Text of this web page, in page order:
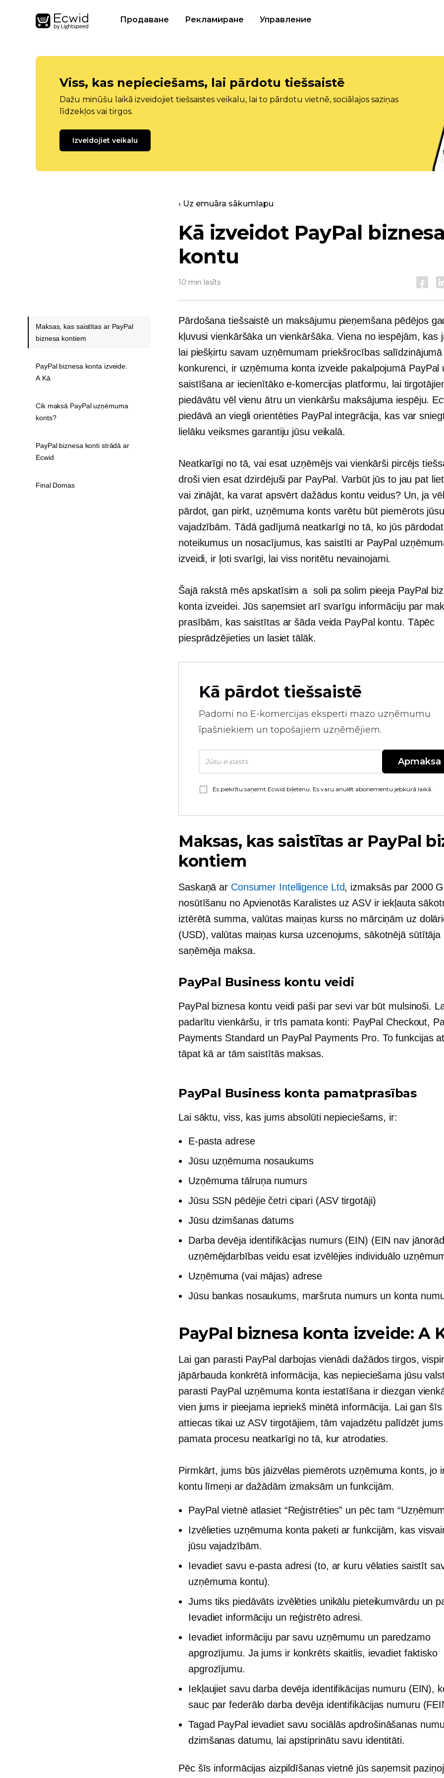
Продаване Рекламиране Управление
Viss, kas nepieciešams, lai pārdotu tiešsaistē
Dažu minūšu laikā izveidojiet tiešsaistes veikalu, lai to pārdotu vietnē, sociālajos saziņas
līdzekļos vai tirgos.
Izveidojiet veikalu
‹ Uz emuāra sākumlapu
Kā izveidot PayPal biznesa
kontu
10 min lasīts
Pārdošana tiešsaistē un maksājumu pieņemšana pēdējos
kļuvusi vienkāršāka un vienkāršāka. Viena no iespējām, kas
lai piešķirtu savam uzņēmumam priekšrocības
konkurenci, ir uzņēmuma konta izveide pakalpojumā PayPal
saistīšana ar iecienītāko e-komercijas platformu, lai
piedāvātu vēl vienu ātru un vienkāršu maksājuma iespēju.
piedāvā an viegli orientēties PayPal integrācija, kas var
lielāku veiksmes garantiju jūsu veikalā.
Neatkarīgi no tā, vai esat uzņēmējs vai vienkārši pircējs
droši vien esat dzirdējuši par PayPal. Varbūt jūs to jau pat
vai zinājāt, ka varat apsvērt dažādus kontu veidus? Un, ja
pārdot, gan pirkt, uzņēmuma konts varētu būt piemērots jūsu
vajadzībām. Tādā gadījumā neatkarīgi no tā, ko jūs
noteikumus un nosacījumus, kas saistīti ar PayPal
izveidi, ir ļoti svarīgi, lai viss noritētu nevainojami.
Šajā rakstā mēs apskatīsim a soli pa solim pieeja PayPal
konta izveidei. Jūs saņemsiet arī svarīgu informāciju par
prasībām, kas saistītas ar šāda veida PayPal kontu. Tāpēc
piesprādzējieties un lasiet tālāk.
Kā pārdot tiešsaistē
Padomi no E-komercijas eksperti mazo uzņēmumu
īpašniekiem un topošajiem uzņēmējiem.
Apmaksa
Es piekrītu saņemt Ecwid biļetenu. Es varu anulēt abonementu jebkurā laikā.
Maksas, kas saistītas ar PayPal
kontiem
Saskaņā ar Consumer Intelligence Ltd, izmaksās par 2000
nosūtīšanu no Apvienotās Karalistes uz ASV ir iekļauta
iztērētā summa, valūtas maiņas kurss no mārciņām uz
(USD), valūtas maiņas kursa uzcenojums, sākotnējā sūtītāja
saņēmēja maksa.
PayPal Business kontu veidi
PayPal biznesa kontu veidi paši par sevi var būt mulsinoši.
padarītu vienkāršu, ir trīs pamata konti: PayPal Checkout,
Payments Standard un PayPal Payments Pro. To funkcijas
tāpat kā ar tām saistītās maksas.
PayPal Business konta pamatprasības
Lai sāktu, viss, kas jums absolūti nepieciešams, ir:
E-pasta adrese
Jūsu uzņēmuma nosaukums
Uzņēmuma tālruņa numurs
Jūsu SSN pēdējie četri cipari (ASVtirgotāji)
Jūsu dzimšanas datums
Darba devēja identifikācijas numurs (EIN) (EIN nav
uzņēmējdarbības veidu esat izvēlējies individuālo
Uzņēmuma (vai mājas) adrese
Jūsu bankas nosaukums, maršruta numurs un konta
PayPal biznesa konta izveide: A
Lai gan parasti PayPal darbojas vienādi dažādos tirgos,
jāpārbauda konkrētā informācija, kas nepieciešama jūsu
parasti PayPal uzņēmuma konta iestatīšana ir diezgan
vien jums ir pieejama iepriekš minētā informācija. Lai gan
attiecas tikai uz ASV tirgotājiem, tām vajadzētu palīdzēt
pamata procesu neatkarīgi no tā, kur atrodaties.
Pirmkārt, jums būs jāizvēlas piemērots uzņēmuma konts, jo
kontu līmeņi ar dažādām izmaksām un funkcijām.
PayPal vietnē atlasiet “Reģistrēties” un pēc tam
Izvēlieties uzņēmuma konta paketi ar funkcijām, kas
jūsu vajadzībām.
Ievadiet savu e-pasta adresi (to, ar kuru vēlaties saistīt
uzņēmuma kontu).
Jums tiks piedāvāts izvēlēties unikālu pieteikumvārdu un
Ievadiet informāciju un reģistrēto adresi.
Ievadiet informāciju par savu uzņēmumu un paredzamo
apgrozījumu. Ja jums ir konkrēts skaitlis, ievadiet faktisko
apgrozījumu.
Iekļaujiet savu darba devēja identifikācijas numuru (EIN),
sauc par federālo darba devēja identifikācijas numuru
Tagad PayPal ievadiet savu sociālās apdrošināšanas
dzimšanas datumu, lai apstiprinātu savu identitāti.
Pēc šīs informācijas aizpildīšanas vietnē jūs saņemsit
Maksas, kas saistītas ar PayPal
biznesa kontiem
PayPal biznesa konta izveide:
A Kā
Cik maksā PayPal uzņēmuma
konts?
PayPal biznesa konti strādā ar
Ecwid
Final Domas